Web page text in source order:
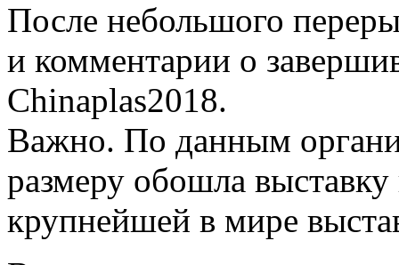
После небольшого
и комментарии о
Chinaplas2018.
Важно. По данным
размеру обошла
крупнейшей в мире